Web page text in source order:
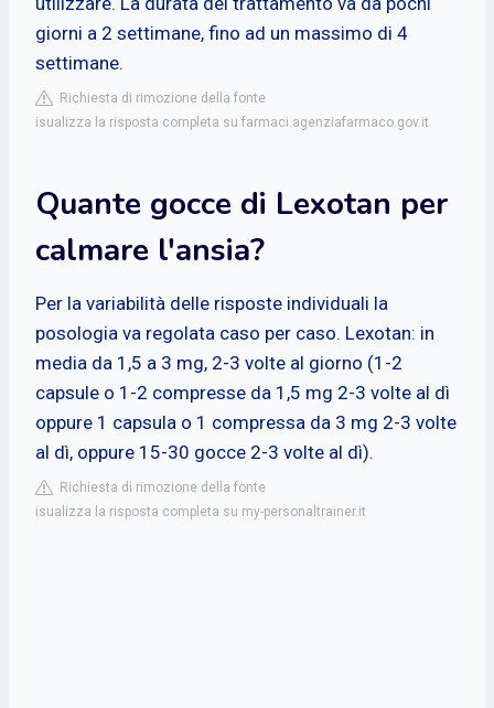
giorni a 2 settimane, fino ad un massimo di 4
settimane.
Richiesta di rimozione della fonte
isualizza la risposta completa su farmaci.agenziafarmaco.gov.it
Quante gocce di Lexotan per
calmare l'ansia?
Per la variabilità delle risposte individuali la
posologia va regolata caso per caso. Lexotan: in
media da 1,5 a 3 mg, 2-3 volte al giorno (1-2
capsule o 1-2 compresse da 1,5 mg 2-3 volte al dì
oppure 1 capsula o 1 compressa da 3 mg 2-3 volte
al dì, oppure 15-30 gocce 2-3 volte al dì).
Richiesta di rimozione della fonte
isualizza la risposta completa su my-personaltrainer.it